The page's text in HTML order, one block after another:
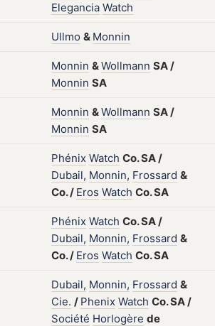
Elegancia Watch
Ullmo & Monnin
Monnin &Wollmann SA/
Monnin SA
Monnin &Wollmann SA/
Monnin SA
Phénix Watch Co.SA/
Dubail, Monnin, Frossard &
Co./ Eros Watch Co.SA
Phénix Watch Co.SA/
Dubail, Monnin, Frossard &
Co./ Eros Watch Co.SA
Dubail, Monnin, Frossard &
Cie. / Phenix Watch Co.SA/
Société Horlogère de